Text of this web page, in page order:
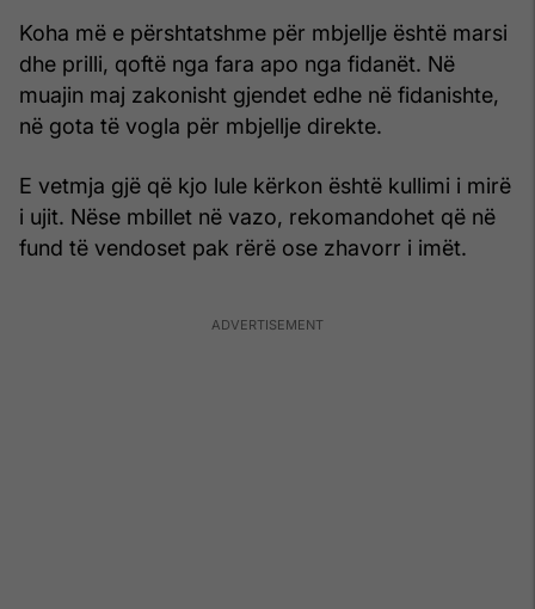
Koha më e përshtatshme për mbjellje është marsi
dhe prilli, qoftë nga fara apo nga fidanët. Në
muajin maj zakonisht gjendet edhe në fidanishte,
në gota të vogla për mbjellje direkte.
E vetmja gjë që kjo lule kërkon është kullimi i mirë
i ujit. Nëse mbillet në vazo, rekomandohet që në
fund të vendoset pak rërë ose zhavorr i imët.